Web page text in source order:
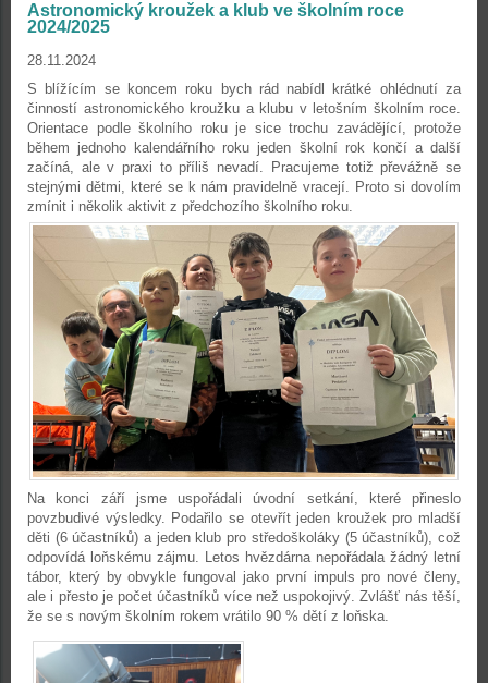
Astronomický kroužek a klub ve školním roce
2024/2025
28.11.2024
S blížícím se koncem roku bych rád nabídl krátké ohlédnutí za
činností astronomického kroužku a klubu v letošním školním roce.
Orientace podle školního roku je sice trochu zavádějící, protože
během jednoho kalendářního roku jeden školní rok končí a další
začíná, ale v praxi to příliš nevadí. Pracujeme totiž převážně se
stejnými dětmi, které se k nám pravidelně vracejí. Proto si dovolím
zmínit i několik aktivit z předchozího školního roku.
Na konci září jsme uspořádali úvodní setkání, které přineslo
povzbudivé výsledky. Podařilo se otevřít jeden kroužek pro mladší
děti (6 účastníků) a jeden klub pro středoškoláky (5 účastníků), což
odpovídá loňskému zájmu. Letos hvězdárna nepořádala žádný letní
tábor, který by obvykle fungoval jako první impuls pro nové členy,
ale i přesto je počet účastníků více než uspokojivý. Zvlášť nás těší,
že se s novým školním rokem vrátilo 90 % dětí z loňska.